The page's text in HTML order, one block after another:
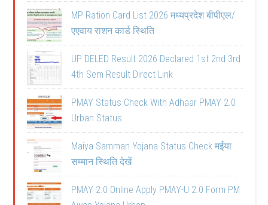
MP Ration Card List 2026 मध्यप्रदेश बीपीएल/
एएवाय राशन कार्ड स्थिति
UP DELED Result 2026 Declared 1st 2nd 3rd
4th Sem Result Direct Link
PMAY Status Check With Adhaar PMAY 2.0
Urban Status
Maiya Samman Yojana Status Check मईया
सम्मान स्थिति देखें
PMAY 2.0 Online Apply PMAY-U 2.0 Form PM